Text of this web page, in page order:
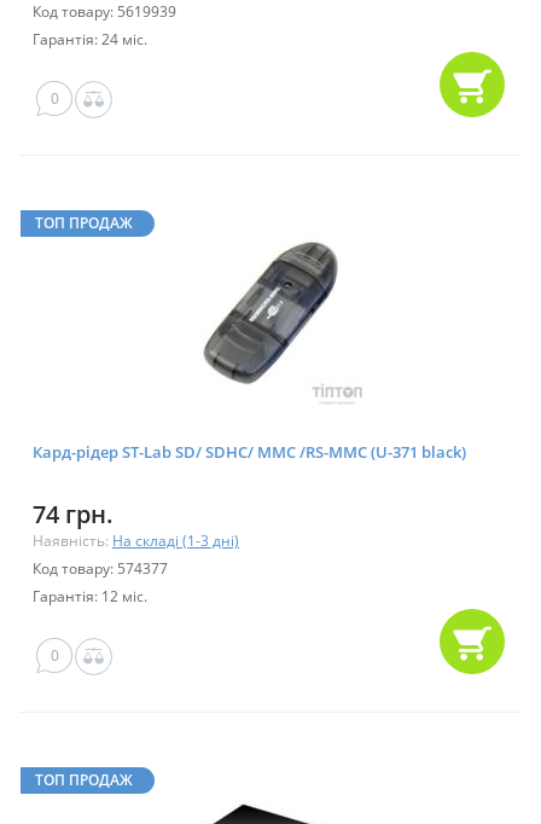
Код товару: 5619939
Гарантія: 24 міс.
0
ТОП ПРОДАЖ
Кард-рідер ST-Lab SD/ SDHC/ MMC /RS-MMC (U-371 black)
74 грн.
Наявність: На складі (1-3 дні)
Код товару: 574377
Гарантія: 12 міс.
0
ТОП ПРОДАЖ